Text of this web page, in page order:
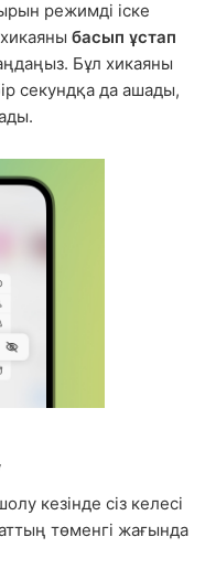
режимді іске
басып ұстап
Бұл хикаяны
секундқа да ашады,
кезінде сіз келесі
төменгі жағында